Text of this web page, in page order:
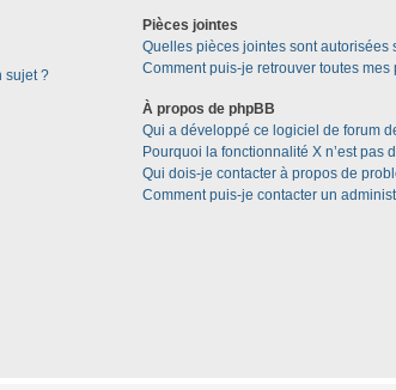
sujet ?
Pièces jointes
Quelles pièces jointes sont autorisées
Comment puis-je retrouver toutes mes
À propos de phpBB
Qui a développé ce logiciel de forum
Pourquoi la fonctionnalité X n’est pas
Qui dois-je contacter à propos de
Comment puis-je contacter un